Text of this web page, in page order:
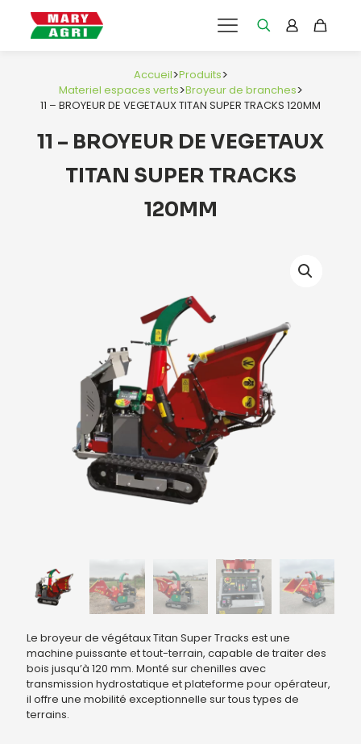
Accueil>Produits>
Materiel espaces verts>Broyeur de branches>
11 – BROYEUR DE VEGETAUX TITAN SUPER TRACKS 120MM
11 – BROYEUR DE VEGETAUX
TITAN SUPER TRACKS
120MM
Le broyeur de végétaux Titan Super Tracks est une
machine puissante et tout-terrain, capable de traiter des
bois jusqu’à 120 mm. Monté sur chenilles avec
transmission hydrostatique et plateforme pour opérateur,
il offre une mobilité exceptionnelle sur tous types de
terrains.